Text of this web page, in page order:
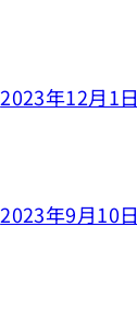
2023年12月1日
2023年9月10日